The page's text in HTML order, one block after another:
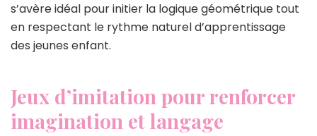
s’avère idéal pour initier la logique géométrique tout
en respectant le rythme naturel d’apprentissage
des jeunes enfant.
Jeux d’imitation pour renforcer
imagination et langage